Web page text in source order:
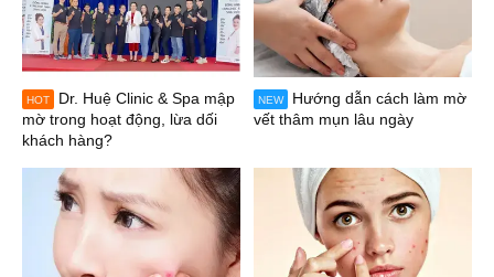
HOT
Dr. Huệ Clinic & Spa mập
mờ trong hoạt động, lừa dối
khách hàng?
NEW
Hướng dẫn cách làm mờ
vết thâm mụn lâu ngày